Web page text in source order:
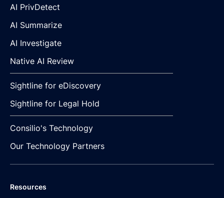
AI PrivDetect
AI Summarize
AI Investigate
Native AI Review
Sightline for eDiscovery
Sightline for Legal Hold
Consilio's Technology
Our Technology Partners
Resources